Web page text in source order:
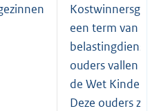
een term van de
belastingdienst,
ouders vallen
de Wet
Deze ouders zijn